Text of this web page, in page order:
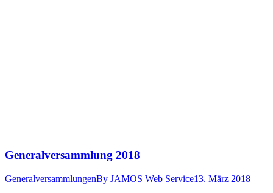
Generalversammlung 2018
GeneralversammlungenBy JAMOS Web Service13. März 2018